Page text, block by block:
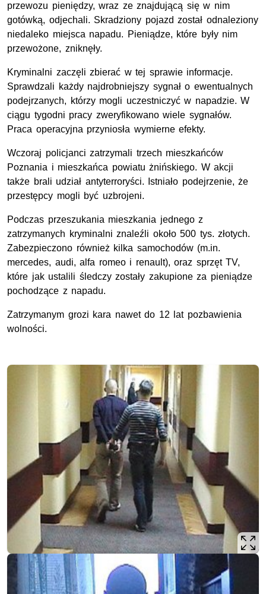
przewozu pieniędzy, wraz ze znajdującą się w nim
gotówką, odjechali. Skradziony pojazd został odnaleziony
niedaleko miejsca napadu. Pieniądze, które były nim
przewożone, zniknęły.
Kryminalni zaczęli zbierać w tej sprawie informacje.
Sprawdzali każdy najdrobniejszy sygnał o ewentualnych
podejrzanych, którzy mogli uczestniczyć w napadzie. W
ciągu tygodni pracy zweryfikowano wiele sygnałów.
Praca operacyjna przyniosła wymierne efekty.
Wczoraj policjanci zatrzymali trzech mieszkańców
Poznania i mieszkańca powiatu żnińskiego. W akcji
także brali udział antyterroryści. Istniało podejrzenie, że
przestępcy mogli być uzbrojeni.
Podczas przeszukania mieszkania jednego z
zatrzymanych kryminalni znaleźli około 500 tys. złotych.
Zabezpieczono również kilka samochodów (m.in.
mercedes, audi, alfa romeo i renault), oraz sprzęt TV,
które jak ustalili śledczy zostały zakupione za pieniądze
pochodzące z napadu.
Zatrzymanym grozi kara nawet do 12 lat pozbawienia
wolności.